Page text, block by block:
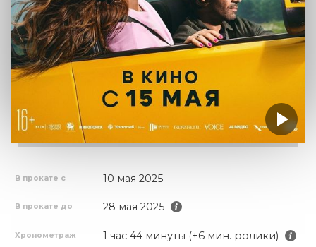
В прокате с 10 мая 2025
В прокате до 28 мая 2025
Хронометраж 1 час 44 минуты (+6 мин. ролики)